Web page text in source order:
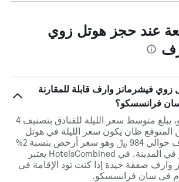
عند حجز هوتل زوي
زوي فيشرمانز وارف قابلة للمقارنة
في سان فرانسسكو، يبلغ متوسط ​​سعر الليلة للفنادق بتصنيف 4
998 ﷼. من المتوقع ظان يكون سعر الليلة في هوتل
زوي فيشرمانز وارف حوالي 984 ﷼ وهو سعر أرخص بنسبة 2%
من متوسط الأسعار في المدينة. في HotelsCombined يعتبر
وارف صفقة جيدة إذا كنت تود الإقامة في